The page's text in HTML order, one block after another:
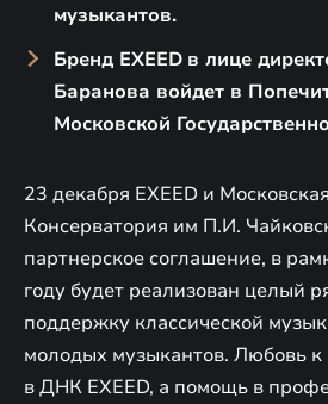
музыкантов.
Бренд EXEED в лице
Баранова войдет в
Московской
23 декабря EXEED и
Консерватория им П.И.
партнерское соглашение, в
году будет реализован целый
поддержку классической
молодых музыкантов. Любовь к
в ДНК EXEED, а помощь в